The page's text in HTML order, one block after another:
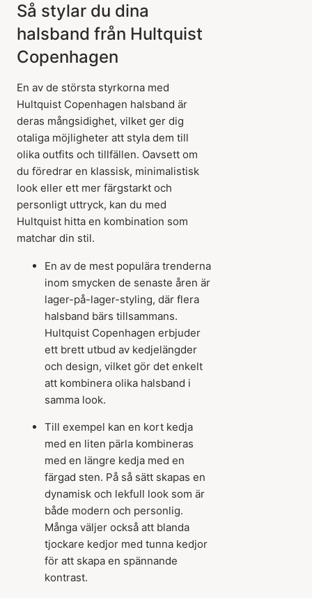
Så stylar du dina
halsband från Hultquist
Copenhagen
En av de största styrkorna med
Hultquist Copenhagen halsband är
deras mångsidighet, vilket ger dig
otaliga möjligheter att styla dem till
olika outfits och tillfällen. Oavsett om
du föredrar en klassisk, minimalistisk
look eller ett mer färgstarkt och
personligt uttryck, kan du med
Hultquist hitta en kombination som
matchar din stil.
En av de mest populära trenderna
inom smycken de senaste åren är
lager-på-lager-styling, där flera
halsband bärs tillsammans.
Hultquist Copenhagen erbjuder
ett brett utbud av kedjelängder
och design, vilket gör det enkelt
att kombinera olika halsband i
samma look.
Till exempel kan en kort kedja
med en liten pärla kombineras
med en längre kedja med en
färgad sten. På så sätt skapas en
dynamisk och lekfull look som är
både modern och personlig.
Många väljer också att blanda
tjockare kedjor med tunna kedjor
för att skapa en spännande
kontrast.